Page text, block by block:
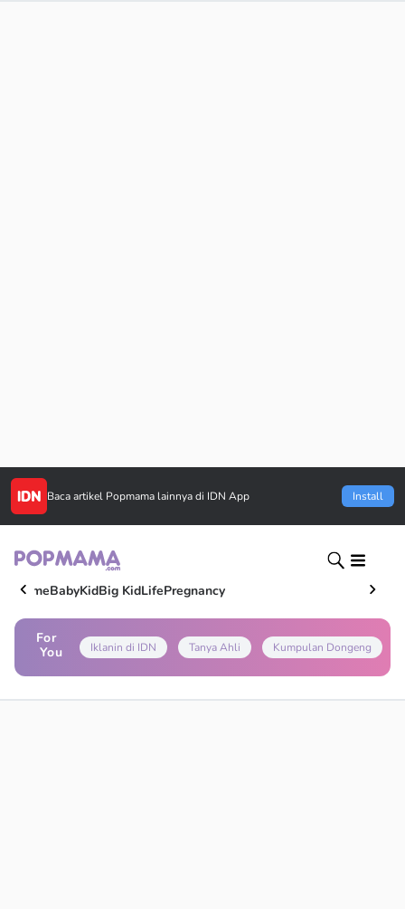
Baca artikel Popmama lainnya di IDN App Install
HomeBabyKidBig KidLifePregnancy
For
You
Iklanin di IDN Tanya Ahli Kumpulan Dongeng